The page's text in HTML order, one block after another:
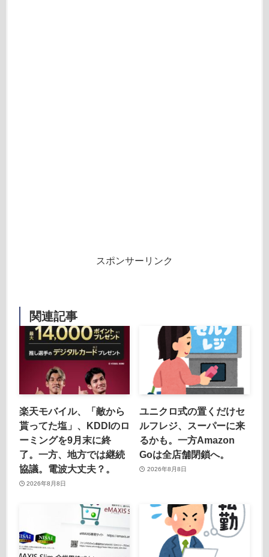
スポンサーリンク
関連記事
楽天モバイル、「敵から
貰ってた塩」、KDDIのロ
ーミングを9月末に終
了。一方、地方では継続
協議。電波大丈夫？。
2026年8月8日
ユニクロ式の置くだけセ
ルフレジ、スーパーに来
るかも。一方Amazon
Goは全店舗閉鎖へ。
2026年8月8日